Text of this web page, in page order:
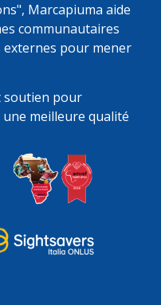
Marcapiuma aide
communautaires
pour mener
soutien pour
meilleure qualité